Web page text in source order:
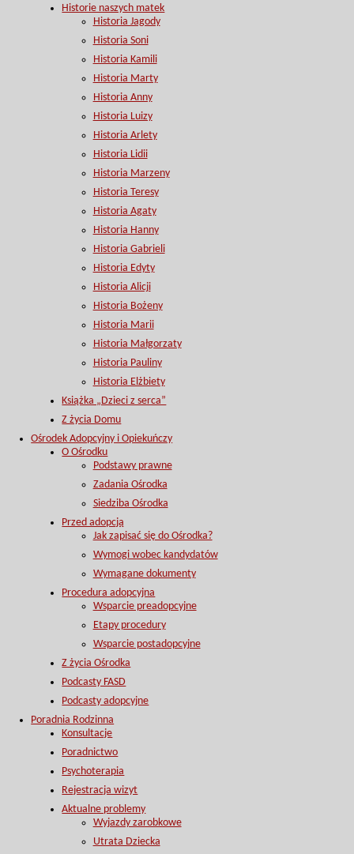
Historie naszych matek
Historia Jagody
Historia Soni
Historia Kamili
Historia Marty
Historia Anny
Historia Luizy
Historia Arlety
Historia Lidii
Historia Marzeny
Historia Teresy
Historia Agaty
Historia Hanny
Historia Gabrieli
Historia Edyty
Historia Alicji
Historia Bożeny
Historia Marii
Historia Małgorzaty
Historia Pauliny
Historia Elżbiety
Książka „Dzieci z serca”
Z życia Domu
Ośrodek Adopcyjny i Opiekuńczy
O Ośrodku
Podstawy prawne
Zadania Ośrodka
Siedziba Ośrodka
Przed adopcją
Jak zapisać się do Ośrodka?
Wymogi wobec kandydatów
Wymagane dokumenty
Procedura adopcyjna
Wsparcie preadopcyjne
Etapy procedury
Wsparcie postadopcyjne
Z życia Ośrodka
Podcasty FASD
Podcasty adopcyjne
Poradnia Rodzinna
Konsultacje
Poradnictwo
Psychoterapia
Rejestracja wizyt
Aktualne problemy
Wyjazdy zarobkowe
Utrata Dziecka